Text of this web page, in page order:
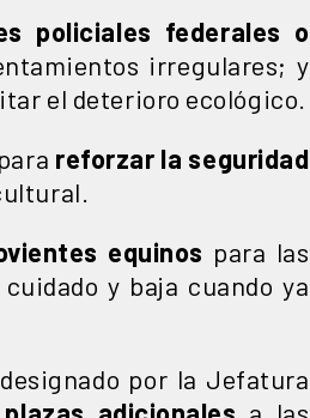
policiales federales o
irregulares; y
el deterioro ecológico.
reforzar la seguridad
equinos para las
y baja cuando ya
por la Jefatura
adicionales a las